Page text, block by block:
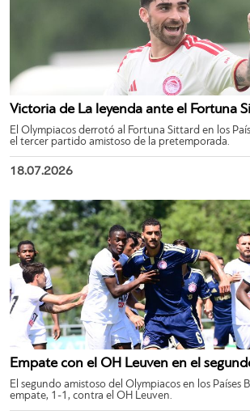
Victoria de La leyenda ante el Fortuna
El Olympiacos derrotó al Fortuna Sittard en los
el tercer partido amistoso de la pretemporada.
18.07.2026
Empate con el OH Leuven en el
El segundo amistoso del Olympiacos en los Países
empate, 1-1, contra el OH Leuven.